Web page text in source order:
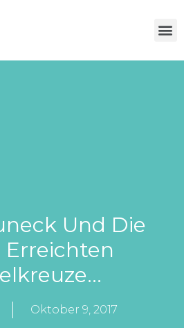
Und Die
Erreichten
Oktober 9, 2017